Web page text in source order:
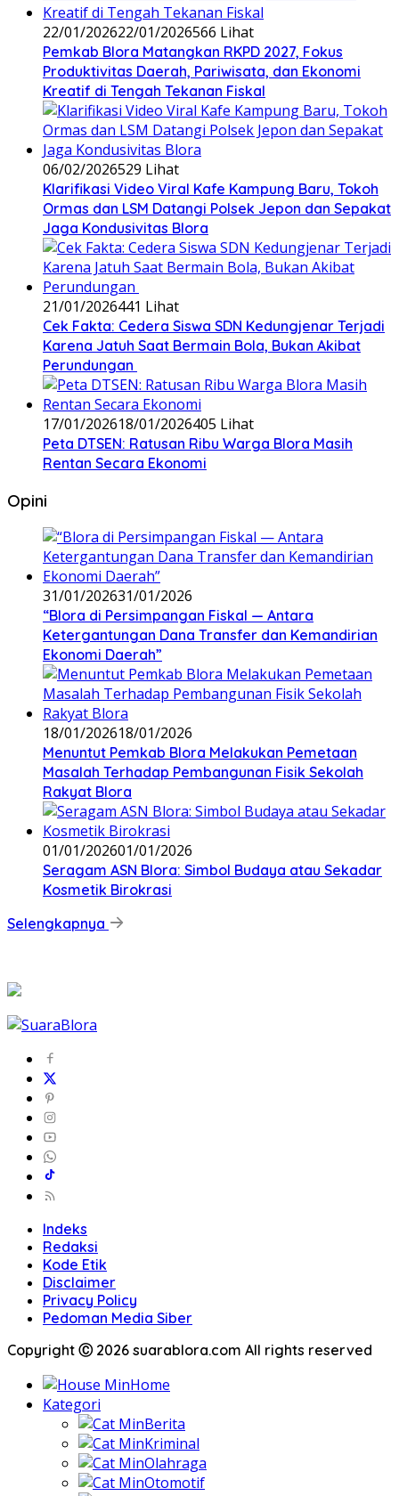
22/01/202622/01/2026566 Lihat
‎Pemkab Blora Matangkan RKPD 2027, Fokus
Produktivitas Daerah, Pariwisata, dan Ekonomi
Kreatif di Tengah Tekanan Fiskal
06/02/2026529 Lihat
‎Klarifikasi Video Viral Kafe Kampung Baru, Tokoh
Ormas dan LSM Datangi Polsek Jepon dan Sepakat
Jaga Kondusivitas Blora
21/01/2026441 Lihat
Cek Fakta: Cedera Siswa SDN Kedungjenar Terjadi
Karena Jatuh Saat Bermain Bola, Bukan Akibat
Perundungan ‎
17/01/202618/01/2026405 Lihat
‎Peta DTSEN: Ratusan Ribu Warga Blora Masih
Rentan Secara Ekonomi
Opini
31/01/202631/01/2026
‎“Blora di Persimpangan Fiskal — Antara
Ketergantungan Dana Transfer dan Kemandirian
Ekonomi Daerah”
18/01/202618/01/2026
‎Menuntut Pemkab Blora Melakukan Pemetaan
Masalah Terhadap Pembangunan Fisik Sekolah
Rakyat Blora
01/01/202601/01/2026
‎Seragam ASN Blora: Simbol Budaya atau Sekadar
Kosmetik Birokrasi
Selengkapnya
Indeks
Redaksi
Kode Etik
Disclaimer
Privacy Policy
Pedoman Media Siber
Copyright Ⓒ 2026 suarablora.com All rights reserved
Home
Kategori
Berita
Kriminal
Olahraga
Otomotif